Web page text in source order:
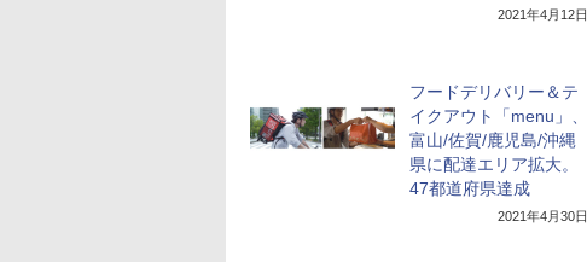
2021年4月12日
フードデリバリー＆テ
イクアウト「menu」、
富山/佐賀/鹿児島/沖縄
県に配達エリア拡大。
47都道府県達成
2021年4月30日